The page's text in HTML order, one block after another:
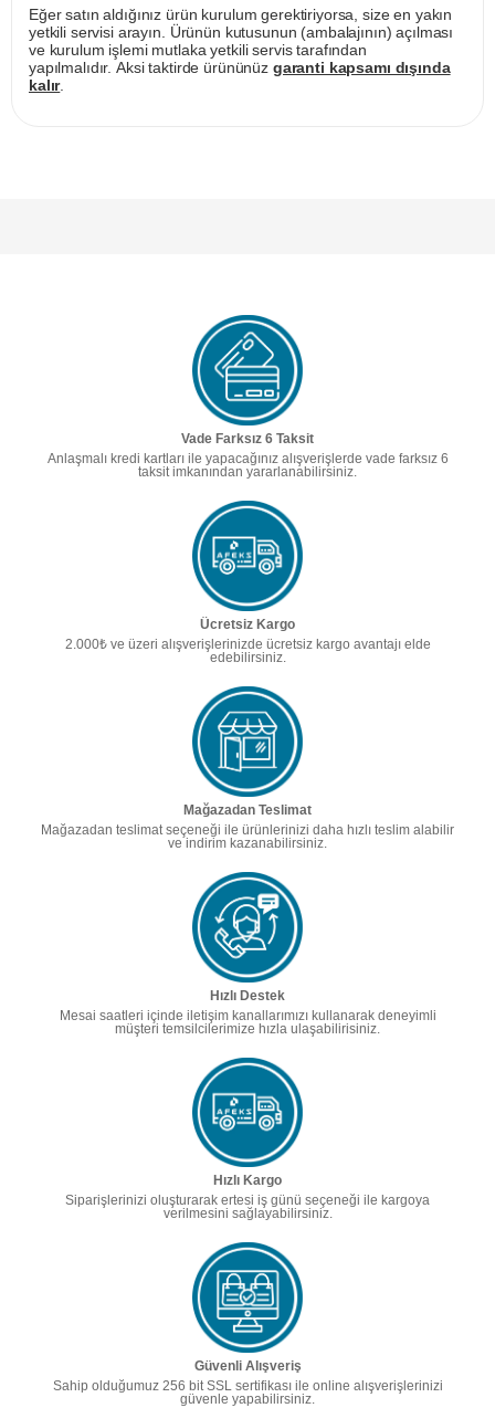
Eğer satın aldığınız ürün kurulum gerektiriyorsa, size en yakın
yetkili servisi arayın. Ürünün kutusunun (ambalajının) açılması
ve kurulum işlemi mutlaka yetkili servis tarafından
yapılmalıdır. Aksi taktirde ürününüz garanti kapsamı dışında
kalır.
Vade Farksız 6 Taksit
Anlaşmalı kredi kartları ile yapacağınız alışverişlerde vade farksız 6
taksit imkanından yararlanabilirsiniz.
Ücretsiz Kargo
2.000₺ ve üzeri alışverişlerinizde ücretsiz kargo avantajı elde
edebilirsiniz.
Mağazadan Teslimat
Mağazadan teslimat seçeneği ile ürünlerinizi daha hızlı teslim alabilir
ve indirim kazanabilirsiniz.
Hızlı Destek
Mesai saatleri içinde iletişim kanallarımızı kullanarak deneyimli
müşteri temsilcilerimize hızla ulaşabilirisiniz.
Hızlı Kargo
Siparişlerinizi oluşturarak ertesi iş günü seçeneği ile kargoya
verilmesini sağlayabilirsiniz.
Güvenli Alışveriş
Sahip olduğumuz 256 bit SSL sertifikası ile online alışverişlerinizi
güvenle yapabilirsiniz.